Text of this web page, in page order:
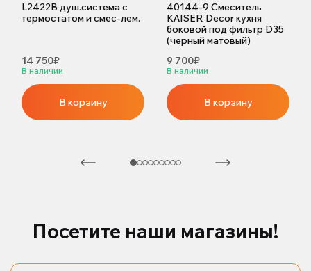
L2422B душ.система с
термостатом и смес-лем.
14 750₽
В наличии
В корзину
40144-9 Смеситель
KAISER Decor кухня
боковой под фильтр D35
(черный матовый)
9 700₽
В наличии
В корзину
Посетите наши магазины!